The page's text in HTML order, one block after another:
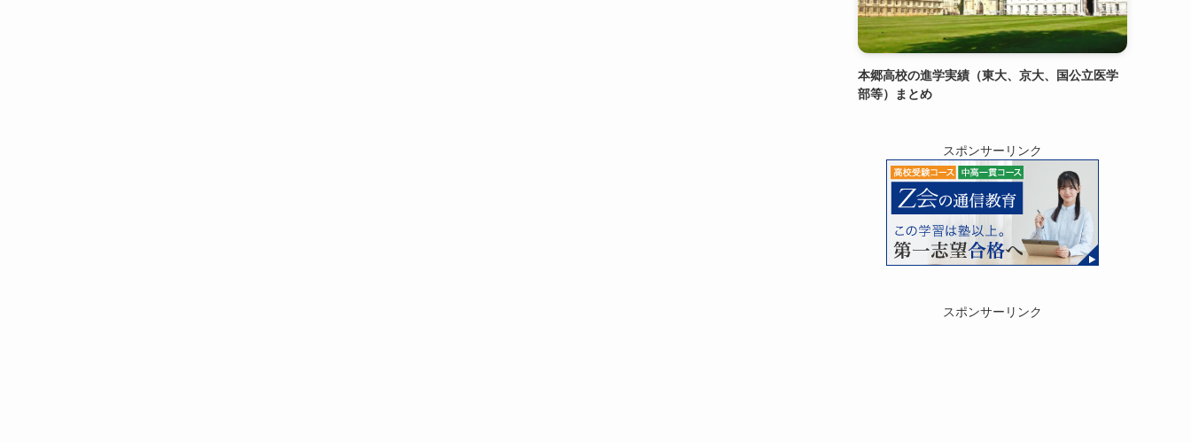
本郷高校の進学実績（東大、京大、国公立医学
部等）まとめ
スポンサーリンク
スポンサーリンク